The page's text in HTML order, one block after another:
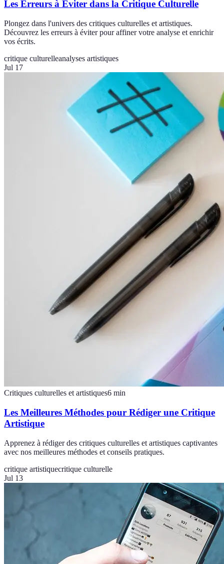
Les Erreurs à Éviter dans la Critique Culturelle
Plongez dans l'univers des critiques culturelles et artistiques.
Découvrez les erreurs à éviter pour affiner votre analyse et enrichir
vos écrits.
critique culturelleanalyses artistiques
Jul 17
Critiques culturelles et artistiques6 min
Les Meilleures Méthodes pour Rédiger une Critique
Artistique
Apprenez à rédiger des critiques culturelles et artistiques captivantes
avec nos meilleures méthodes et conseils pratiques.
critique artistiquecritique culturelle
Jul 13